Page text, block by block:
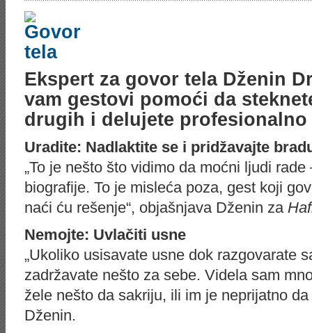
Ekspert za govor tela Dženin
vam gestovi pomoći da
drugih i delujete
Uradite: Nadlaktite se i pridžavajte
„To je nešto što vidimo da moćni ljudi
biografije. To je misleća poza, gest koji
naći ću rešenje“, objašnjava Dženin za
Nemojte: Uvlačiti usne
„Ukoliko usisavate usne dok razgovarate
zadržavate nešto za sebe. Videla sam
žele nešto da sakriju, ili im je neprijatno
Dženin.